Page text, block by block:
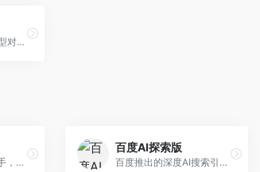
美团自研的大语言模型对话平台，专注于本地生活服务场景。面向美团生态用户，提供智能推荐、服务问答等功能，本地生活知识覆盖全面。
阿里推出的AI搜索助手，专注于智能信息获取。面向普通用户，提供智能搜索、内容整理、知识问答等服务，与阿里生态深度整合。
百度AI探索版
百度推出的深度AI搜索引擎，整合百度知识图谱。面向中文用户，提供智能问答、知识探索、内容生成等服务，知识覆盖面广。